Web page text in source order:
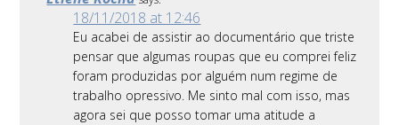
18/11/2018 at 12:46
Eu acabei de assistir ao documentário que triste
pensar que algumas roupas que eu comprei feliz
foram produzidas por alguém num regime de
trabalho opressivo. Me sinto mal com isso, mas
agora sei que posso tomar uma atitude a